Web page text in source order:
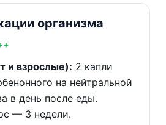
организма
и взрослые): 2 капли
на нейтральной
в день после еды.
— 3 недели.